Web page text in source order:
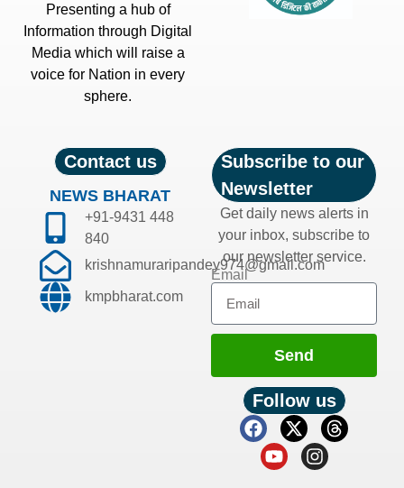
Presenting a hub of
Information through Digital
Media which will raise a
voice for Nation in every
sphere.
Contact us
NEWS BHARAT
+91-9431 448
840
krishnamuraripandey974@gmail.com
kmpbharat.com
Subscribe to our
Newsletter
Get daily news alerts in
your inbox, subscribe to
our newsletter service.
Email
Send
Follow us